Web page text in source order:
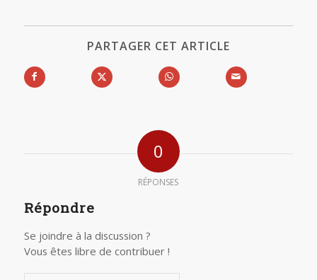
PARTAGER CET ARTICLE
0
RÉPONSES
Répondre
Se joindre à la discussion ?
Vous êtes libre de contribuer !